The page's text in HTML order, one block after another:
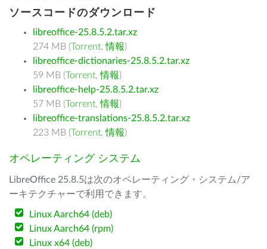
ソースコードのダウンロード
libreoffice-25.8.5.2.tar.xz
274 MB (Torrent,情報)
libreoffice-dictionaries-25.8.5.2.tar.xz
59 MB (Torrent,情報)
libreoffice-help-25.8.5.2.tar.xz
57 MB (Torrent,情報)
libreoffice-translations-25.8.5.2.tar.xz
223 MB (Torrent,情報)
オペレーティング システム
LibreOffice 25.8.5は次のオペレーティング・システム/ア
ーキテクチャーで利用できます。
Linux Aarch64 (deb)
Linux Aarch64 (rpm)
Linux x64 (deb)